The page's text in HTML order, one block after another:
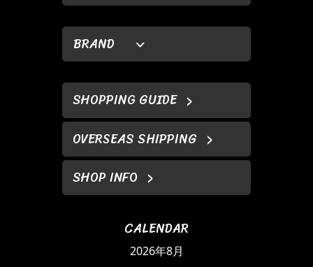
BRAND
SHOPPING GUIDE
OVERSEAS SHIPPING
SHOP INFO
CALENDAR
2026年8月